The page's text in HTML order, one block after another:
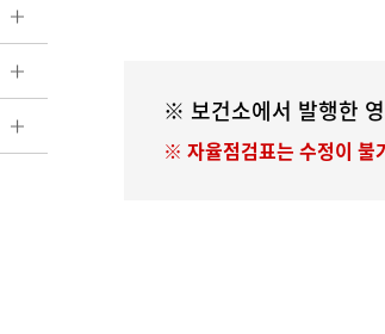
※ 보건소에서 발행한
자율점검표는 수정이 불